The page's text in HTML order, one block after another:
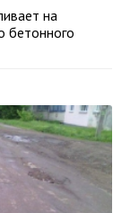
на
бетонного